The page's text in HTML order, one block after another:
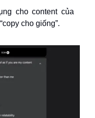
cho content của
cho giống”.